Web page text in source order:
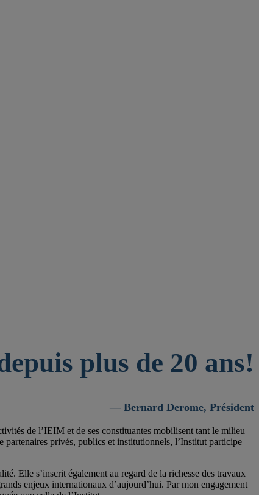
plus de 20 ans!
— Bernard Derome, Président
de l’IEIM et de ses constituantes mobilisent tant le milieu
partenaires privés, publics et institutionnels, l’Institut participe
Elle s’inscrit également au regard de la richesse des travaux
enjeux internationaux d’aujourd’hui. Par mon engagement